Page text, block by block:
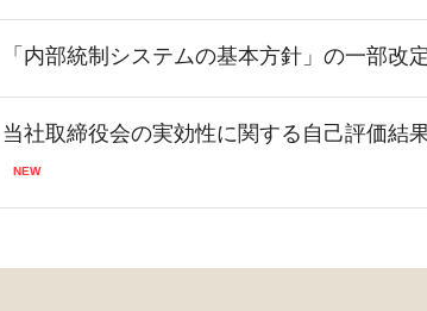
「内部統制システムの基本方針」の一部改
当社取締役会の実効性に関する自己評価結